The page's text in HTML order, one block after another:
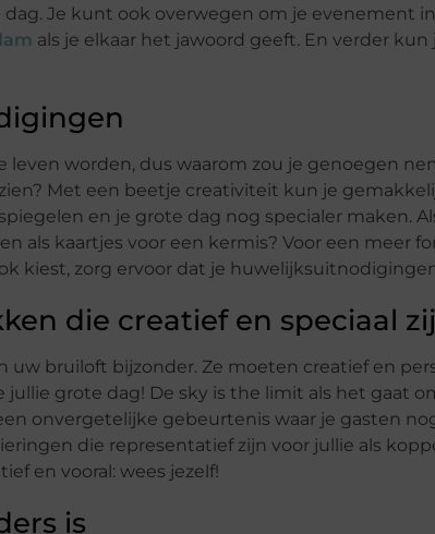
dag. Je kunt ook overwegen om je evenement
als je elkaar het jawoord geeft. En verder
leven worden, dus waarom zou je genoegen
Met een beetje creativiteit kun je
en je grote dag nog specialer maken.
als kaartjes voor een kermis? Voor een meer
kiest, zorg ervoor dat je
die creatief en speciaal
uw bruiloft bijzonder. Ze moeten creatief en
grote dag! De sky is the limit als het gaat
onvergetelijke gebeurtenis waar je gasten
die representatief zijn voor jullie als
en vooral: wees jezelf!
is